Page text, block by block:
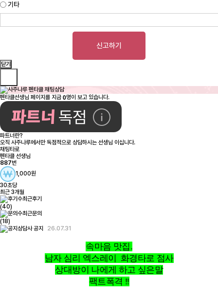
기타
신고하기
닫기
펜타클선생님 페이지를 지금 0명이 보고 있습니다.
파트너란?
오직 사주나루에서만 독점적으로 상담하시는 선생님 이십니다.
채팅타로
펜타클 선생님
887번
1,000원
30초당
최근 3개월
최근후기
(40)
최근문의
(18)
상담사 공지
26.07.31
속마음 맛집.
남자 심리 엑스레이 화경타로 점사
상대방이 나에게 하고 싶은말
팩트폭격 !!